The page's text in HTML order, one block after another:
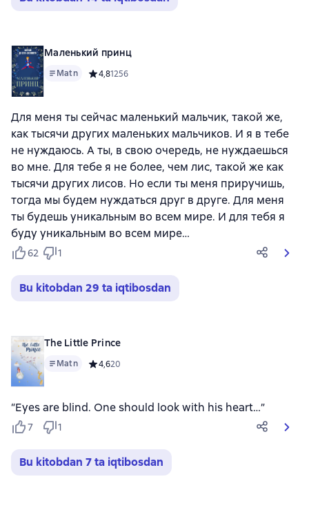
Маленький принц
Matn Средний рейтинг 4,8 на основе 1256 оценок
4,81256
Для меня ты сейчас маленький мальчик, такой же,
как тысячи других маленьких мальчиков. И я в тебе
не нуждаюсь. А ты, в свою очередь, не нуждаешься
во мне. Для тебе я не более, чем лис, такой же как
тысячи других лисов. Но если ты меня приручишь,
тогда мы будем нуждаться друг в друге. Для меня
ты будешь уникальным во всем мире. И для тебя я
буду уникальным во всем мире…
62 1
Bu kitobdan 29 ta iqtibosdan
The Little Prince
Matn Средний рейтинг 4,6 на основе 20 оценок
4,620
“Eyes are blind. One should look with his heart…”
7 1
Bu kitobdan 7 ta iqtibosdan